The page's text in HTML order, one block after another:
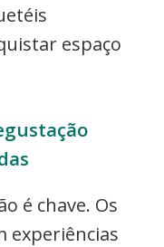
espaço
é chave. Os
experiências